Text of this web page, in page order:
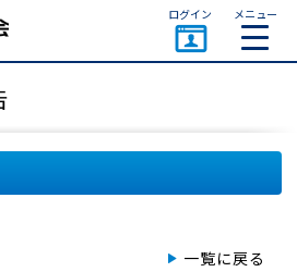
ログイン メニュー
一覧に戻る